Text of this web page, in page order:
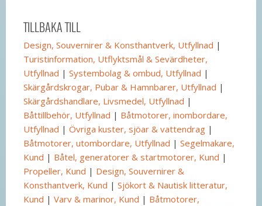
TILLBAKA TILL
Design, Souvernirer & Konsthantverk, Utfyllnad |
Turistinformation, Utflyktsmål & Sevärdheter,
Utfyllnad | Systembolag & ombud, Utfyllnad |
Skärgårdskrogar, Pubar & Hamnbarer, Utfyllnad |
Skärgårdshandlare, Livsmedel, Utfyllnad |
Båttillbehör, Utfyllnad | Båtmotorer, inombordare,
Utfyllnad | Övriga kuster, sjöar & vattendrag |
Båtmotorer, utombordare, Utfyllnad | Segelmakare,
Kund | Båtel, generatorer & startmotorer, Kund |
Propeller, Kund | Design, Souvernirer &
Konsthantverk, Kund | Sjökort & Nautisk litteratur,
Kund | Varv & marinor, Kund | Båtmotorer,